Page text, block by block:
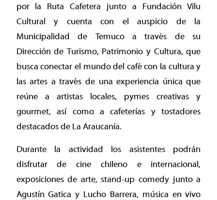
por la Ruta Cafetera junto a Fundación Vilu
Cultural y cuenta con el auspicio de la
Municipalidad de Temuco a través de su
Dirección de Turismo, Patrimonio y Cultura, que
busca conectar el mundo del café con la cultura y
las artes a través de una experiencia única que
reúne a artistas locales, pymes creativas y
gourmet, así como a cafeterías y tostadores
destacados de La Araucanía.
Durante la actividad los asistentes podrán
disfrutar de cine chileno e internacional,
exposiciones de arte, stand-up comedy junto a
Agustín Gatica y Lucho Barrera, música en vivo